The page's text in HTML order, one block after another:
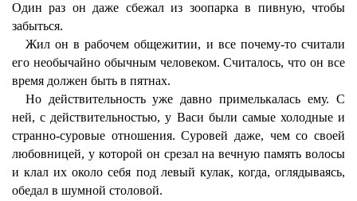
Один раз он даже сбежал из зоопарка в пивную, чтобы
забыться.
Жил он в рабочем общежитии, и все почему-то считали
его необычайно обычным человеком. Считалось, что он все
время должен быть в пятнах.
Но действительность уже давно примелькалась ему. С
ней, с действительностью, у Васи были самые холодные и
странно-суровые отношения. Суровей даже, чем со своей
любовницей, у которой он срезал на вечную память волосы
и клал их около себя под левый кулак, когда, оглядываясь,
обедал в шумной столовой.